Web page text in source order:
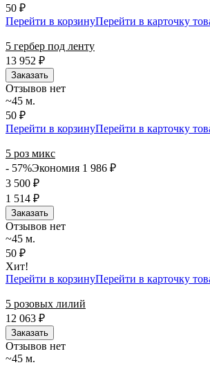
50 ₽
Перейти в корзинуПерейти в карточку
5 гербер под ленту
13 952 ₽
Заказать
Отзывов нет
~45 м.
50 ₽
Перейти в корзинуПерейти в карточку
5 роз микс
- 57%Экономия 1 986 ₽
3 500 ₽
1 514 ₽
Заказать
Отзывов нет
~45 м.
50 ₽
Хит!
Перейти в корзинуПерейти в карточку
5 розовых лилий
12 063 ₽
Заказать
Отзывов нет
~45 м.